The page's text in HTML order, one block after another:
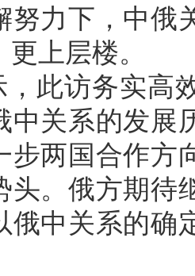
努力下，中俄
上层楼。
，此访务实高
中关系的发展
步两国合作方
头。俄方期待
俄中关系的确